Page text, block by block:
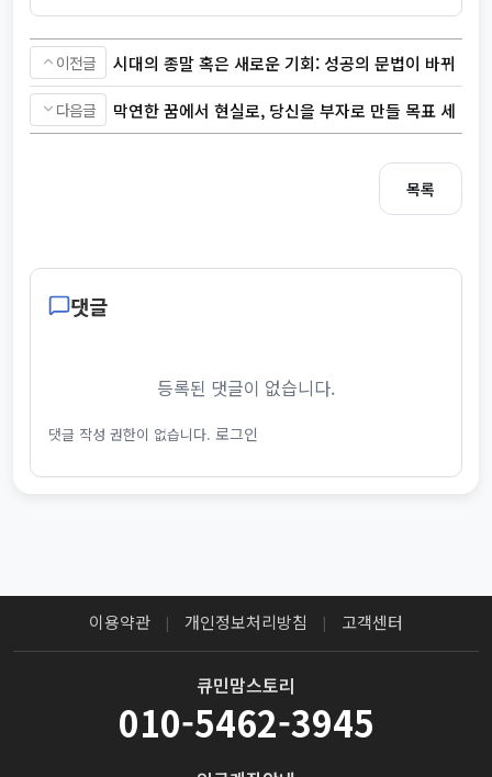
이전글
시대의 종말 혹은 새로운 기회: 성공의 문법이 바뀌
고 있습니다
다음글
막연한 꿈에서 현실로, 당신을 부자로 만들 목표 세
우는 법
목록
댓글
등록된 댓글이 없습니다.
댓글 작성 권한이 없습니다. 로그인
이용약관 | 개인정보처리방침 | 고객센터
큐민맘스토리
010-5462-3945